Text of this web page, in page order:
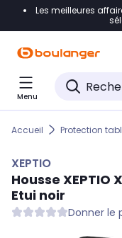
Accéder
Accéder
Accéder
Les meilleures
Menu
Accueil Protection
XEPTIO
Housse XEPTIO
Etui noir
Donner le